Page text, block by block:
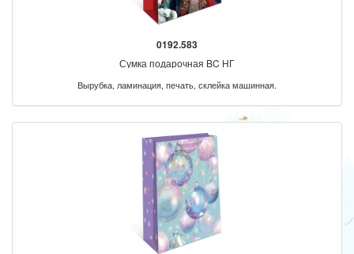
0192.583
Сумка подарочная BC НГ
Вырубка, ламинация, печать, склейка машинная.